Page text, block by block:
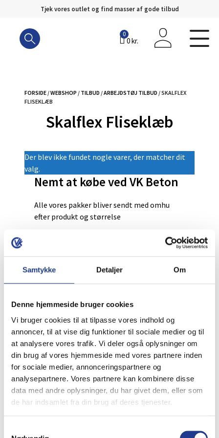
Samtykke Detaljer Om
Denne hjemmeside bruger cookies
Vi bruger cookies til at tilpasse vores indhold og
annoncer, til at vise dig funktioner til sociale medier og til
at analysere vores trafik. Vi deler også oplysninger om
din brug af vores hjemmeside med vores partnere inden
for sociale medier, annonceringspartnere og
analysepartnere. Vores partnere kan kombinere disse
data med andre oplysninger, du har givet dem, eller som
de har indsamlet fra din brug af deres tjenester.
Tjek vores outlet og find masser af gode tilbud
indhold
0kr.
0
FORSIDE /WEBSHOP / TILBUD /ARBEJDSTØJ TILBUD / SKALFLEX
FLISEKLÆB
Skalflex Fliseklæb
Der blev ikke fundet nogle varer, der matcher dit
valg.
Nemt at købe ved VK Beton
Alle vores pakker bliver sendt med omhu
efter produkt og størrelse
Fri fragt - over 600,- kr.
Fragtmand
Måske du også
intresseret i:
Skalflex Murmaling